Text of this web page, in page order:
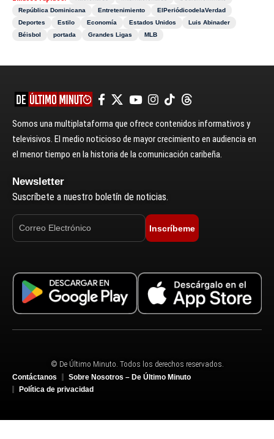
República Dominicana
Entretenimiento
ElPeriódicodelaVerdad
Deportes
Estilo Economía Estados Unidos
Luis Abinader
Béisbol
portada Grandes Ligas MLB
Somos una multiplataforma que ofrece contenidos informativos y
televisivos. El medio noticioso de mayor crecimiento en audiencia en
el menor tiempo en la historia de la comunicación caribeña.
Newsletter
Suscríbete a nuestro boletín de noticias.
Inscríbeme
© De Último Minuto. Todos los derechos reservados.
Contáctanos
Sobre Nosotros – De Último Minuto
Política de privacidad